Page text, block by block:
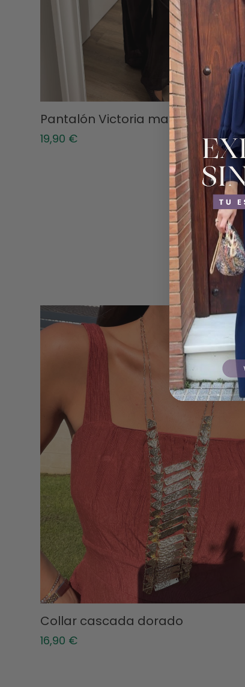
Pantalón Victoria marrón
19,90 €
Collar cascada dorado
16,90 €